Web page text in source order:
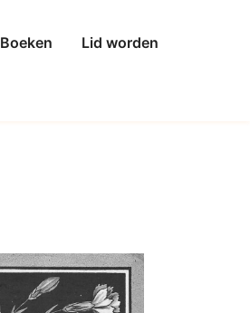
Boeken
Lid worden